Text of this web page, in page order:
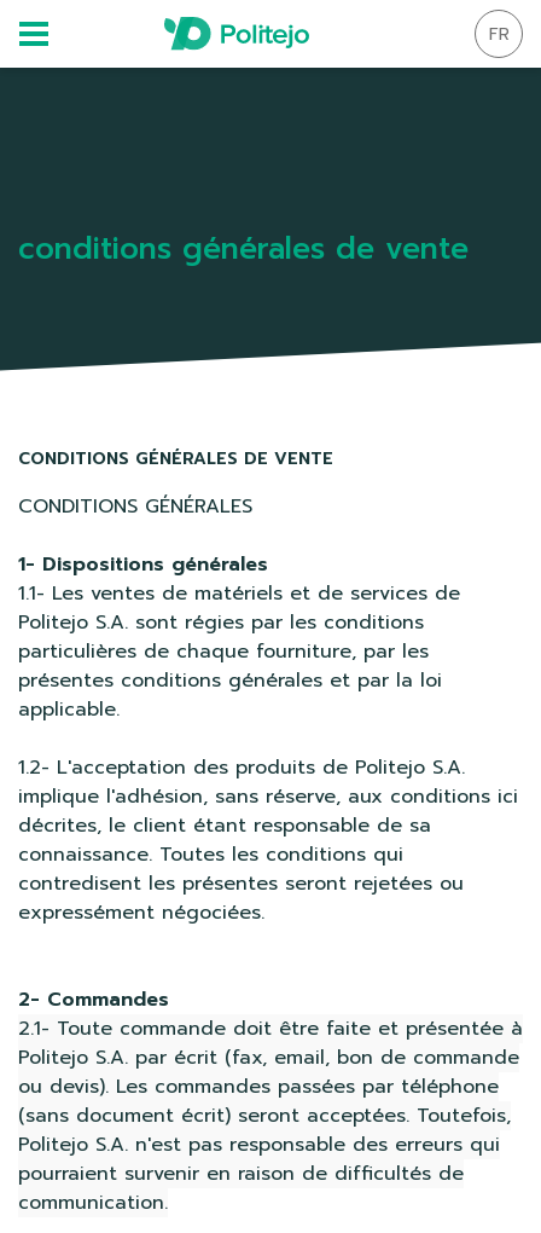
FR
conditions générales de vente
CONDITIONS GÉNÉRALES DE VENTE
CONDITIONS GÉNÉRALES
1- Dispositions générales
1.1- Les ventes de matériels et de services de
Politejo S.A. sont régies par les conditions
particulières de chaque fourniture, par les
présentes conditions générales et par la loi
applicable.
1.2- L'acceptation des produits de Politejo S.A.
implique l'adhésion, sans réserve, aux conditions ici
décrites, le client étant responsable de sa
connaissance. Toutes les conditions qui
contredisent les présentes seront rejetées ou
expressément négociées.
2- Commandes
2.1- Toute commande doit être faite et présentée à
Politejo S.A. par écrit (fax, email, bon de commande
ou devis). Les commandes passées par téléphone
(sans document écrit) seront acceptées. Toutefois,
Politejo S.A. n'est pas responsable des erreurs qui
pourraient survenir en raison de difficultés de
communication.